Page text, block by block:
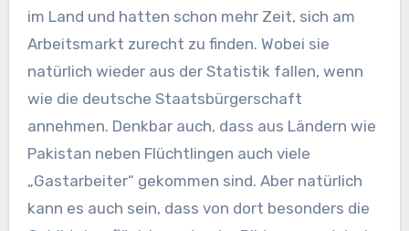
im Land und hatten schon mehr Zeit, sich am
Arbeitsmarkt zurecht zu finden. Wobei sie
natürlich wieder aus der Statistik fallen, wenn
wie die deutsche Staatsbürgerschaft
annehmen. Denkbar auch, dass aus Ländern wie
Pakistan neben Flüchtlingen auch viele
„Gastarbeiter“ gekommen sind. Aber natürlich
kann es auch sein, dass von dort besonders die